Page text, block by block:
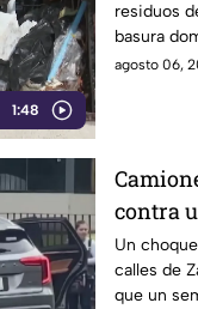
1:48
residuos.
residuos
basura
viejos
lugar.
agosto 06,
contra
Un
calles de
que un